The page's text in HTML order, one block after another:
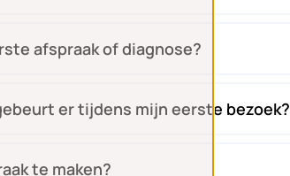
afspraak of diagnose?
er tijdens mijn eerste bezoek?
te maken?